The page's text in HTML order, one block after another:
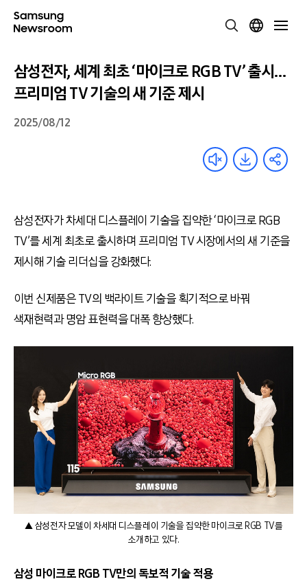
삼성전자, 세계 최초 ‘마이크로 RGB TV’ 출시…
프리미엄 TV 기술의 새 기준 제시
2025/08/12
삼성전자가 차세대 디스플레이 기술을 집약한 ‘마이크로 RGB
TV’를 세계 최초로 출시하며 프리미엄 TV 시장에서의 새 기준을
제시해 기술 리더십을 강화했다.
이번 신제품은 TV의 백라이트 기술을 획기적으로 바꿔
색재현력과 명암 표현력을 대폭 향상했다.
▲ 삼성전자 모델이 차세대 디스플레이 기술을 집약한 마이크로 RGB TV를
소개하고 있다.
삼성 마이크로 RGB TV만의 독보적 기술 적용